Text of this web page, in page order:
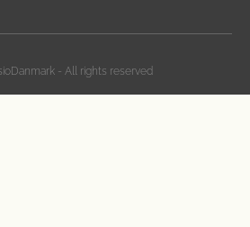
- All rights reserved